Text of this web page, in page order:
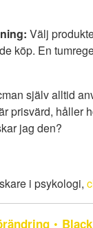
Välj
köp. En
själv alltid
prisvärd, håller
jag den?
i psykologi,